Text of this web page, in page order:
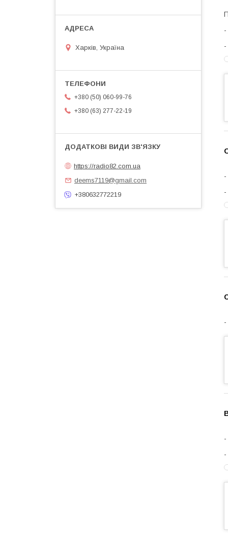
Харків, Україна
+380 (50) 060-99-76
+380 (63) 277-22-19
https://radio82.com.ua
deems7119@gmail.com
+380632772219